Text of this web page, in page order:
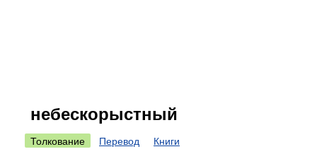
небескорыстный
Толкование Перевод Книги